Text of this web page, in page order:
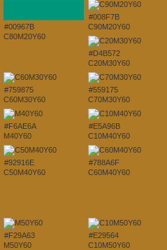
#00967B
C80M20Y60
#008F7B
C90M20Y60
#D4B572
C20M30Y60
#759875
C60M30Y60
#559175
C70M30Y60
#F6AE6A
M40Y60
#E5A96B
C10M40Y60
#92916E
C50M40Y60
#788A6F
C60M40Y60
#F29A63
M50Y60
#E29564
C10M50Y60